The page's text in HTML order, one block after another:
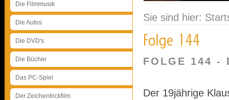
Die Filmmusik
Die Autos
Die DVD's
Die Bücher
Das PC-Spiel
Der Zeichentrickfilm
Sie sind hier:
FOLGE 144 -
Der 19jährige